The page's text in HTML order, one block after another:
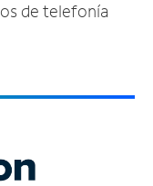
de telefonía